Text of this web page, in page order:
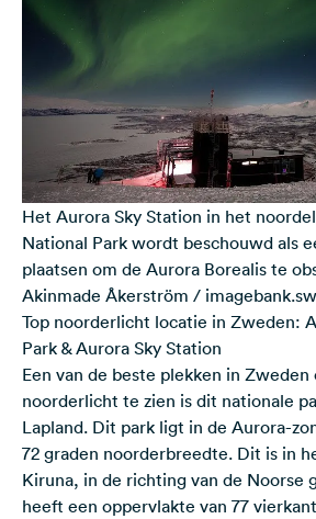
Het Aurora Sky Station in het
National Park wordt beschouwd als
plaatsen om de Aurora Borealis te
Akinmade Åkerström /
Top noorderlicht locatie in Zweden:
Park & Aurora Sky Station
Een van de beste plekken in Zweden
noorderlicht te zien is dit nationale
Lapland. Dit park ligt in de Aurora-
72 graden noorderbreedte. Dit is in
Kiruna, in de richting van de Noorse
heeft een oppervlakte van 77